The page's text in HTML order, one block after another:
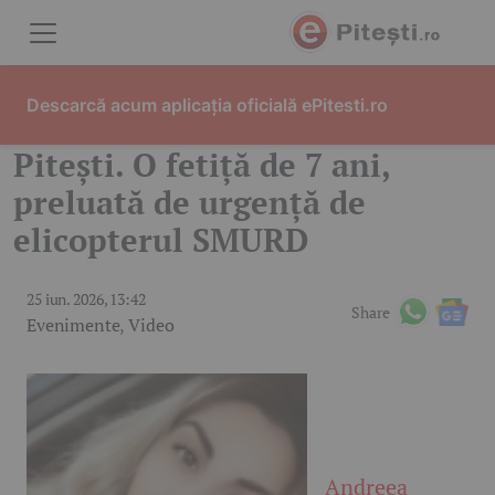
Pitești. O fetiță de 7 ani,
preluată de urgență de
elicopterul SMURD
25 iun. 2026, 13:42
Evenimente,Video
Share
Andreea
Descarcă acum aplicația oficială ePitesti.ro